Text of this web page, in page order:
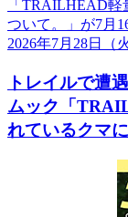
2026年7月28日 （
トレイルで遭
ムック「
れているクマ